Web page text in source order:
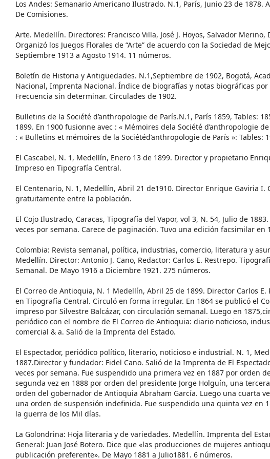
Los Andes: Semanario Americano Ilustrado. N.1, París, Junio 23 de 1878.
De Comisiones.
Arte. Medellín. Directores: Francisco Villa, José J. Hoyos, Salvador Merino,
Organizó los Juegos Florales de “Arte” de acuerdo con la Sociedad de
Septiembre 1913 a Agosto 1914. 11 números.
Boletín de Historia y Antigüedades. N.1,Septiembre de 1902, Bogotá,
Nacional, Imprenta Nacional. Índice de biografías y notas biográficas por
Frecuencia sin determinar. Circulades de 1902.
Bulletins de la Société d’anthropologie de París.N.1, París 1859, Tables:
1899. En 1900 fusionne avec : « Mémoires dela Société d’anthropologie
: « Bulletins et mémoires de la Sociétéd’anthropologie de París »: Tables:
El Cascabel, N. 1, Medellín, Enero 13 de 1899. Director y propietario
Impreso en Tipografía Central.
El Centenario, N. 1, Medellín, Abril 21 de1910. Director Enrique Gaviria I.
gratuitamente entre la población.
El Cojo Ilustrado, Caracas, Tipografía del Vapor, vol 3, N. 54, Julio de
veces por semana. Carece de paginación. Tuvo una edición facsimilar en
Colombia: Revista semanal, política, industrias, comercio, literatura y
Medellín. Director: Antonio J. Cano, Redactor: Carlos E. Restrepo.
Semanal. De Mayo 1916 a Diciembre 1921. 275 números.
El Correo de Antioquia, N. 1 Medellín, Abril 25 de 1899. Director Carlos E.
en Tipografía Central. Circuló en forma irregular. En 1864 se publicó el
impreso por Silvestre Balcázar, con circulación semanal. Luego en
periódico con el nombre de El Correo de Antioquia: diario noticioso,
comercial & a. Salió de la Imprenta del Estado.
El Espectador, periódico político, literario, noticioso e industrial. N. 1,
1887.Director y fundador: Fidel Cano. Salió de la Imprenta de El
veces por semana. Fue suspendido una primera vez en 1887 por orden
segunda vez en 1888 por orden del presidente Jorge Holguín, una
orden del gobernador de Antioquia Abraham García. Luego una cuarta
una orden de suspensión indefinida. Fue suspendido una quinta vez en
la guerra de los Mil días.
La Golondrina: Hoja literaria y de variedades. Medellín. Imprenta del
General: Juan José Botero. Dice que «las producciones de mujeres
publicación preferente». De Mayo 1881 a Julio1881. 6 números.